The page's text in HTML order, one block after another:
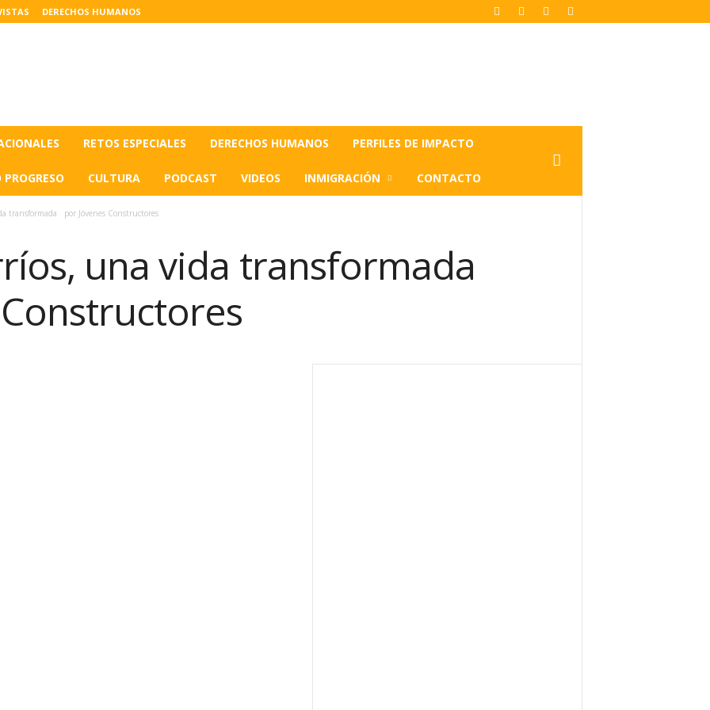
DERECHOS HUMANOS
RETOS ESPECIALES DERECHOS HUMANOS PERFILES DE IMPACTO
PROGRESO CULTURA PODCAST VIDEOS INMIGRACIÓN CONTACTO
transformada por Jóvenes Constructores
una vida transformada